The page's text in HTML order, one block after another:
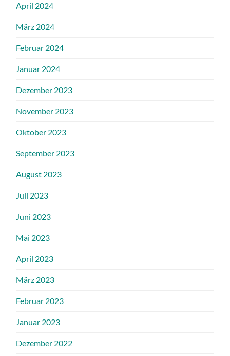
April 2024
März 2024
Februar 2024
Januar 2024
Dezember 2023
November 2023
Oktober 2023
September 2023
August 2023
Juli 2023
Juni 2023
Mai 2023
April 2023
März 2023
Februar 2023
Januar 2023
Dezember 2022